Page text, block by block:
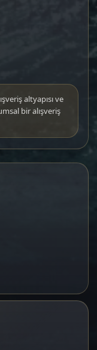
altyapısı ve
bir alışveriş